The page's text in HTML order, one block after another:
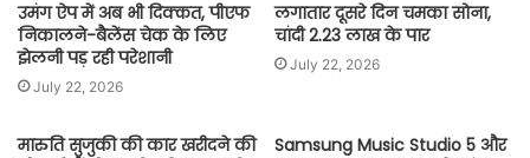
उमंग ऐप में अब भी दिक्कत, पीएफ
निकालने-बैलेंस चेक के लिए
झेलनी पड़ रही परेशानी
July 22, 2026
लगातार दूसरे दिन चमका सोना,
चांदी 2.23 लाख के पार
July 22, 2026
मारुति सुजुकी की कार खरीदने की
Samsung Music Studio 5 और